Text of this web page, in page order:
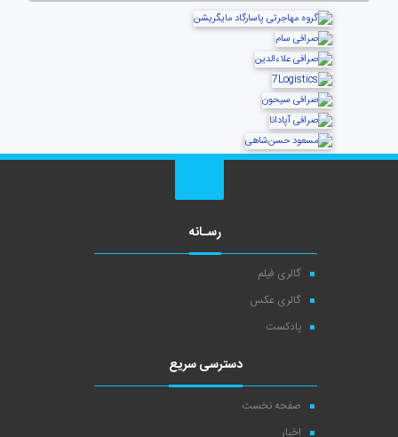
رسـانه
گالری فیلم
گالری عکس
پادکست
دسترسی سریع
صفحه نخست
اخبار